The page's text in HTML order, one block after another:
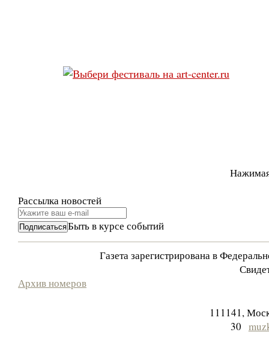
Рассылка новостей
Быть в курсе событий
Газета зарегистрирована в
Архив номеров
111141,
30